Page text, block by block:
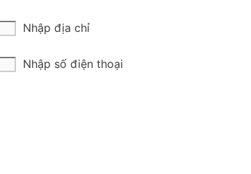
Nhập địa chỉ
Nhập số điện thoại